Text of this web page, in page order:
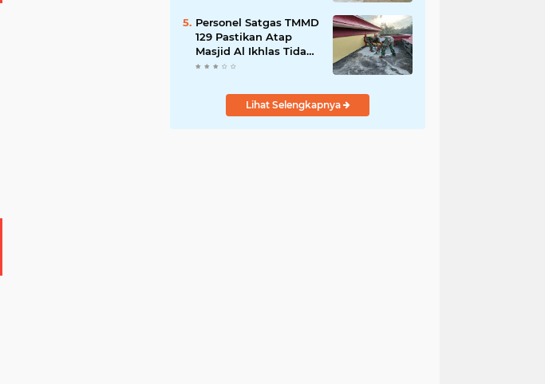
Personel Satgas TMMD
129 Pastikan Atap
Masjid Al Ikhlas Tidak
Bocor Lagi
Lihat Selengkapnya